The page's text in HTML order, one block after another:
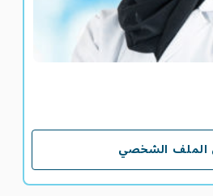
الشخصي
الشخصي